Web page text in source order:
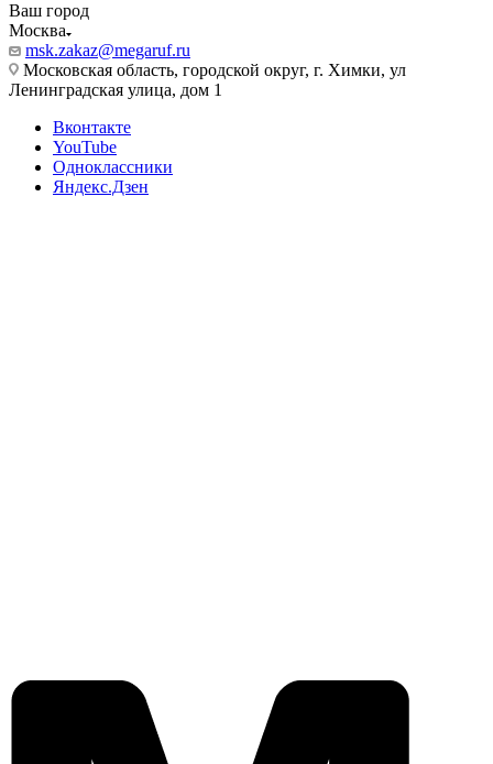
Ваш город
Москва
msk.zakaz@megaruf.ru
Московская область, городской округ, г. Химки, ул
Ленинградская улица, дом 1
Вконтакте
YouTube
Одноклассники
Яндекс.Дзен